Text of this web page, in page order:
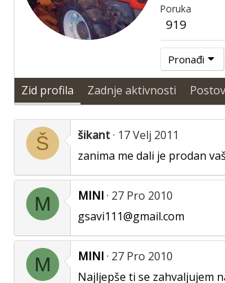
Poruka
919
Pronađi
Zid profila Zadnje aktivnosti
Š šikant 17 Velj 2011
zanima me dali je prodan
M MINI 27 Pro 2010
gsavi111@gmail.com
M MINI 27 Pro 2010
Najljepše ti se zahvaljujem